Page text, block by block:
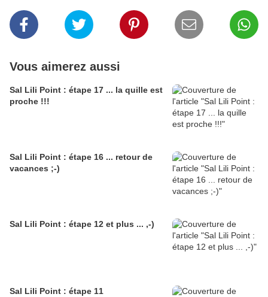
Vous aimerez aussi
Sal Lili Point : étape 17 ... la quille est
proche !!!
Sal Lili Point : étape 16 ... retour de
vacances ;-)
Sal Lili Point : étape 12 et plus ... ,-)
Sal Lili Point : étape 11